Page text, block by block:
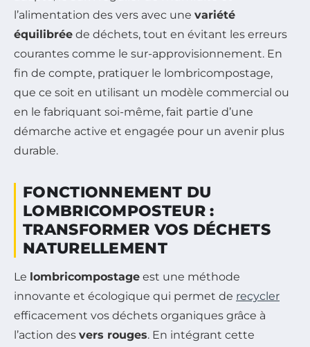
l’alimentation des vers avec une variété
équilibrée de déchets, tout en évitant les erreurs
courantes comme le sur-approvisionnement. En
fin de compte, pratiquer le lombricompostage,
que ce soit en utilisant un modèle commercial ou
en le fabriquant soi-même, fait partie d’une
démarche active et engagée pour un avenir plus
durable.
FONCTIONNEMENT DU
LOMBRICOMPOSTEUR :
TRANSFORMER VOS DÉCHETS
NATURELLEMENT
Le lombricompostage est une méthode
innovante et écologique qui permet de recycler
efficacement vos déchets organiques grâce à
l’action des vers rouges. En intégrant cette